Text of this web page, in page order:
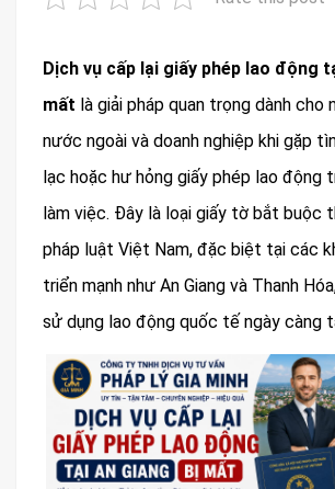
Dịch vụ cấp lại giấy phép lao động
mất là giải pháp quan trọng dành cho
nước ngoài và doanh nghiệp khi gặp
lạc hoặc hư hỏng giấy phép lao động
làm việc. Đây là loại giấy tờ bắt buộc
pháp luật Việt Nam, đặc biệt tại các
triển mạnh như An Giang và Thanh
sử dụng lao động quốc tế ngày càng